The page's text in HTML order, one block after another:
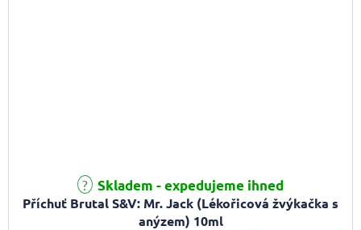
Příchuť Brutal S&V: Mr. Jack (Lékořicová žvýkačka s
anýzem) 10ml
Skladem - expedujeme ihned